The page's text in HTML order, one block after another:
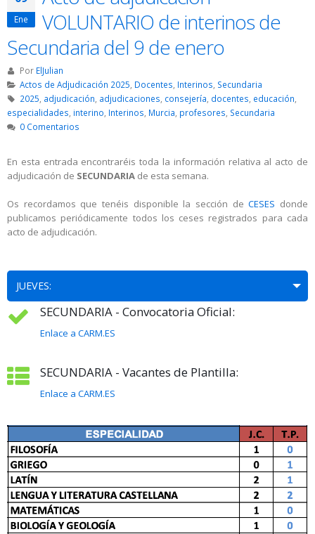
Ene
VOLUNTARIO de interinos de
Secundaria del 9 de enero
Por ElJulian
Actos de Adjudicación 2025 Docentes Interinos Secundaria
2025, adjudicación, adjudicaciones, consejería, docentes, educación,
especialidades, interino, Interinos, Murcia, profesores, Secundaria
0 Comentarios
En esta entrada encontraréis toda la información relativa al acto de
adjudicación de SECUNDARIA de esta semana.
Os recordamos que tenéis disponible la sección deCESES donde
publicamos periódicamente todos los ceses registrados para cada
acto de adjudicación.
JUEVES:
SECUNDARIA - Convocatoria Oficial:
Enlace a CARM.ES
SECUNDARIA - Vacantes de Plantilla:
Enlace a CARM.ES